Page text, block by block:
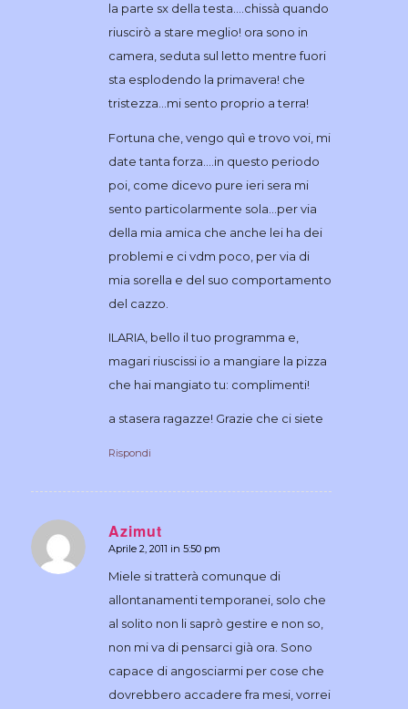
la parte sx della testa….chissà quando
riuscirò a stare meglio! ora sono in
camera, seduta sul letto mentre fuori
sta esplodendo la primavera! che
tristezza…mi sento proprio a terra!
Fortuna che, vengo quì e trovo voi, mi
date tanta forza….in questo periodo
poi, come dicevo pure ieri sera mi
sento particolarmente sola…per via
della mia amica che anche lei ha dei
problemi e ci vdm poco, per via di
mia sorella e del suo comportamento
del cazzo.
ILARIA, bello il tuo programma e,
magari riuscissi io a mangiare la pizza
che hai mangiato tu: complimenti!
a stasera ragazze! Grazie che ci siete
Rispondi
Azimut
dice:
Aprile 2, 2011 in 5:50 pm
Miele si tratterà comunque di
allontanamenti temporanei, solo che
al solito non li saprò gestire e non so,
non mi va di pensarci già ora. Sono
capace di angosciarmi per cose che
dovrebbero accadere fra mesi, vorrei